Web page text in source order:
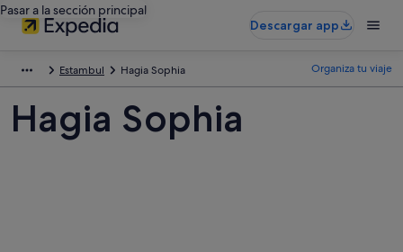
Pasar a la sección principal
Descargar app
Estambul Hagia Sophia Organiza tu viaje
Hagia Sophia